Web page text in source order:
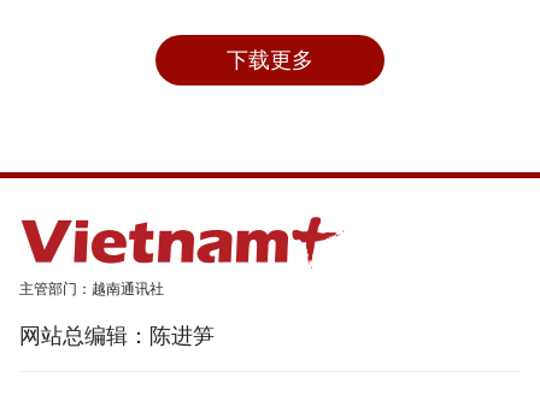
下载更多
主管部门：越南通讯社
网站总编辑：陈进笋